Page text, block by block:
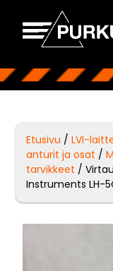
Etusivu /LVI-
anturit ja osat /
tarvikkeet /
Instruments LH-